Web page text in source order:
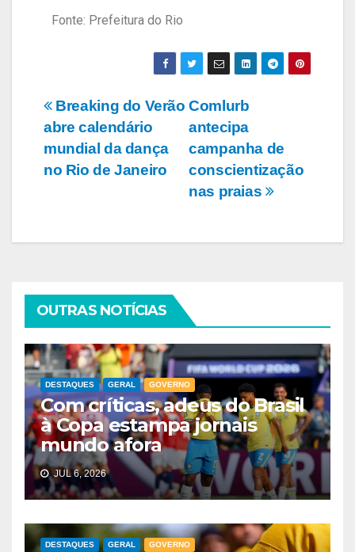
Fonte: Prefeitura do Rio
Comlurb
antecipa
campanha de
conscientização
nas praias
Breaking do Verão
abre calendário
mundial da dança
no Rio de Janeiro
OUTRAS NOTÍCIAS
DESTAQUES GERAL GOVERNO
Com críticas, adeus do Brasil
à Copa estampa jornais
mundo afora
JUL 6, 2026
DESTAQUES GERAL GOVERNO